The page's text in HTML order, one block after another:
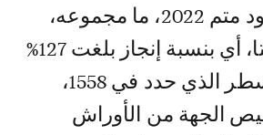
بوعرفة إلى حدود متم 2022، ما مجموعه،
1972 ورشا مؤقتا، أي بنسبة إنجاز بلغت 127%
من الهدف المسطر الذي حدد في 1558،
الجهة من الأوراش